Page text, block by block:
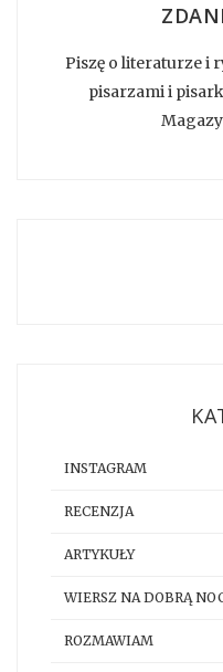
Piszę o literaturze i
pisarzami i
INSTAGRAM
RECENZJA
ARTYKUŁY
WIERSZ NA DOBRĄ
ROZMAWIAM